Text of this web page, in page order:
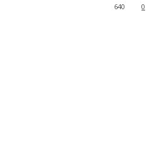
0
640